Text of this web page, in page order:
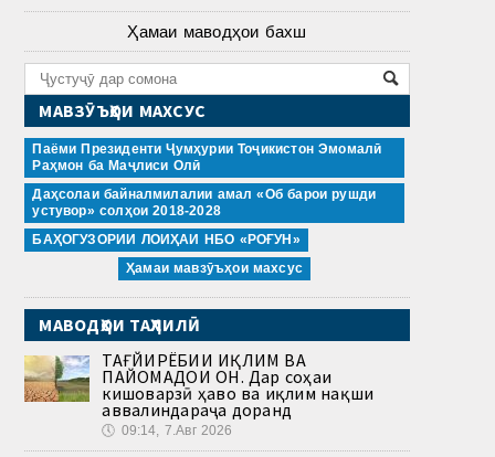
Ҳамаи маводҳои бахш
МАВЗӮЪҲОИ МАХСУС
Паёми Президенти Ҷумҳурии Тоҷикистон Эмомалӣ
Раҳмон ба Маҷлиси Олӣ
Даҳсолаи байналмилалии амал «Об барои рушди
устувор» солҳои 2018-2028
БАҲОГУЗОРИИ ЛОИҲАИ НБО «РОҒУН»
Ҳамаи мавзӯъҳои махсус
МАВОДҲОИ ТАҲЛИЛӢ
ТАҒЙИРЁБИИ ИҚЛИМ ВА
ПАЙОМАДҲОИ ОН. Дар соҳаи
кишоварзӣ ҳаво ва иқлим нақши
аввалиндараҷа доранд
🕔 09:14, 7.Авг 2026